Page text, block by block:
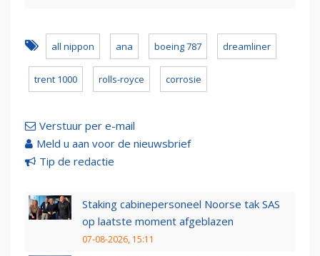
all nippon ana boeing 787 dreamliner
trent 1000 rolls-royce corrosie
Verstuur per e-mail
Meld u aan voor de nieuwsbrief
Tip de redactie
Staking cabinepersoneel Noorse tak SAS
op laatste moment afgeblazen
07-08-2026, 15:11